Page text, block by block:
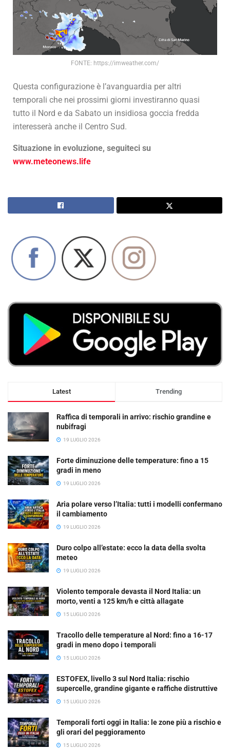
FONTE: https://imweather.com/
Questa configurazione è l’avanguardia per altri
temporali che nei prossimi giorni investiranno quasi
tutto il Nord e da Sabato un insidiosa goccia fredda
interesserà anche il Centro Sud.
Situazione in evoluzione, seguiteci su
www.meteonews.life
Latest Trending
Raffica di temporali in arrivo: rischio grandine e
nubifragi
19 LUGLIO 2026
Forte diminuzione delle temperature: fino a 15
gradi in meno
19 LUGLIO 2026
Aria polare verso l’Italia: tutti i modelli confermano
il cambiamento
19 LUGLIO 2026
Duro colpo all’estate: ecco la data della svolta
meteo
19 LUGLIO 2026
Violento temporale devasta il Nord Italia: un
morto, venti a 125 km/h e città allagate
15 LUGLIO 2026
Tracollo delle temperature al Nord: fino a 16-17
gradi in meno dopo i temporali
15 LUGLIO 2026
ESTOFEX, livello 3 sul Nord Italia: rischio
supercelle, grandine gigante e raffiche distruttive
15 LUGLIO 2026
Temporali forti oggi in Italia: le zone più a rischio e
gli orari del peggioramento
15 LUGLIO 2026